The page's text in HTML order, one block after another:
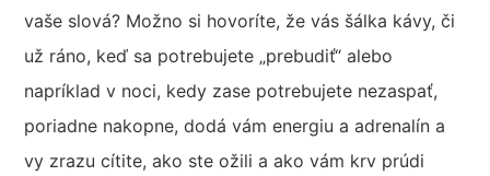
vaše slová? Možno si hovoríte, že vás šálka kávy, či
už ráno, keď sa potrebujete „prebudiť“ alebo
napríklad v noci, kedy zase potrebujete nezaspať,
poriadne nakopne, dodá vám energiu a adrenalín a
vy zrazu cítite, ako ste ožili a ako vám krv prúdi